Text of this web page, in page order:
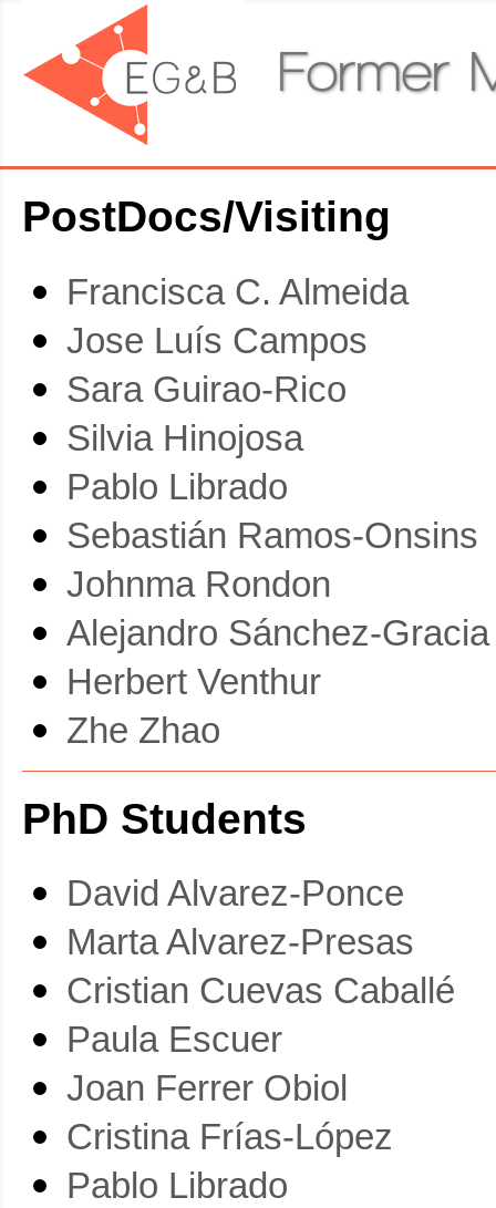
Former
PostDocs/Visiting
Francisca C. Almeida
Jose Luís Campos
Sara Guirao-Rico
Silvia Hinojosa
Pablo Librado
Sebastián Ramos-Onsins
Johnma Rondon
Alejandro Sánchez-Gracia
Herbert Venthur
Zhe Zhao
PhD Students
David Alvarez-Ponce
Marta Alvarez-Presas
Cristian Cuevas Caballé
Paula Escuer
Joan Ferrer Obiol
Cristina Frías-López
Pablo Librado